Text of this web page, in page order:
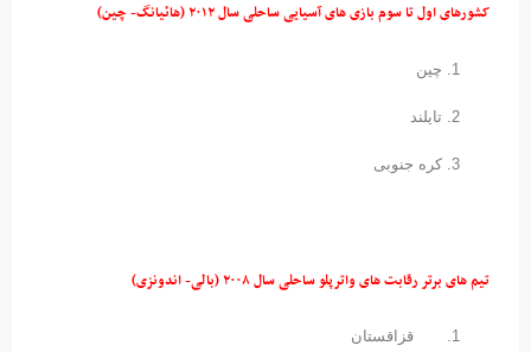
کشورهای اول تا سوم بازی های آسیایی ساحلی سال ۲۰۱۲ ( هائیانگ- چین)
چین
تایلند
کره جنوبی
تیم های برتر رقابت های واترپلو ساحلی سال ۲۰۰۸ ( بالی- اندونزی)
قزاقستان